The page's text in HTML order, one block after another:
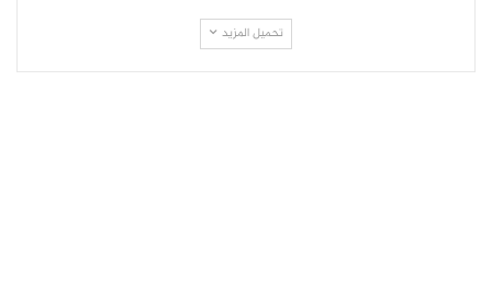
تحميل المزيد